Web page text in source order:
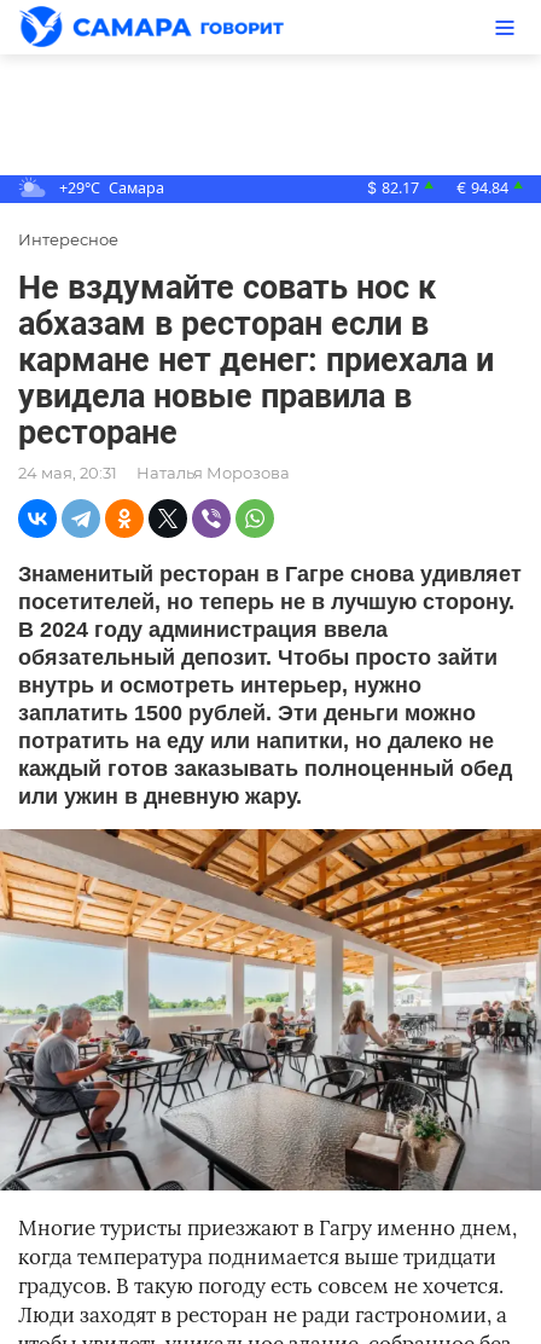
+29°C Самара $ 82.17 ▲ € 94.84 ▲
Интересное
Не вздумайте совать нос к
абхазам в ресторан если в
кармане нет денег: приехала и
увидела новые правила в
ресторане
24 мая, 20:31 Наталья Морозова
Знаменитый ресторан в Гагре снова удивляет
посетителей, но теперь не в лучшую сторону.
В 2024 году администрация ввела
обязательный депозит. Чтобы просто зайти
внутрь и осмотреть интерьер, нужно
заплатить 1500 рублей. Эти деньги можно
потратить на еду или напитки, но далеко не
каждый готов заказывать полноценный обед
или ужин в дневную жару.
Многие туристы приезжают в Гагру именно днем,
когда температура поднимается выше тридцати
градусов. В такую погоду есть совсем не хочется.
Люди заходят в ресторан не ради гастрономии, а